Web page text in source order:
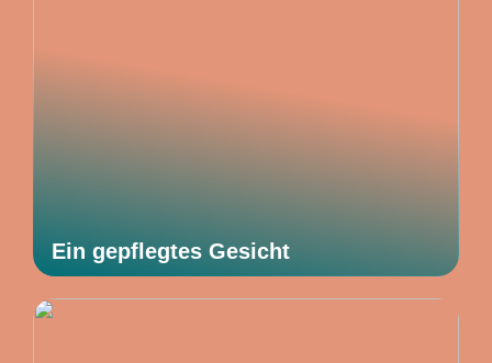
Ein gepflegtes Gesicht